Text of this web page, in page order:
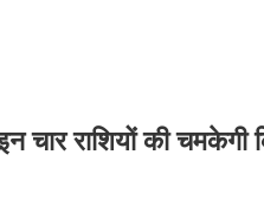
चार राशियों की चमकेगी